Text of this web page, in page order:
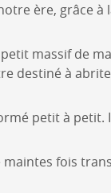
ère, grâce
massif de
destiné à
petit à petit.
maintes fois